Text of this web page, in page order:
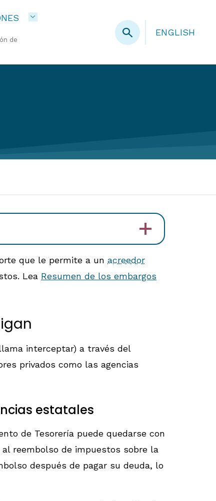
de
ENGLISH
que le permite a un acreedor
Lea Resumen de los embargos
interceptar) a través del
privados como las agencias
estatales
de Tesorería puede quedarse con
reembolso de impuestos sobre la
después de pagar su deuda, lo